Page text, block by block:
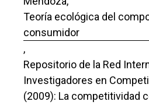
Teoría ecológica del
consumidor
,
Repositorio de la Red
Investigadores en
(2009): La competitividad